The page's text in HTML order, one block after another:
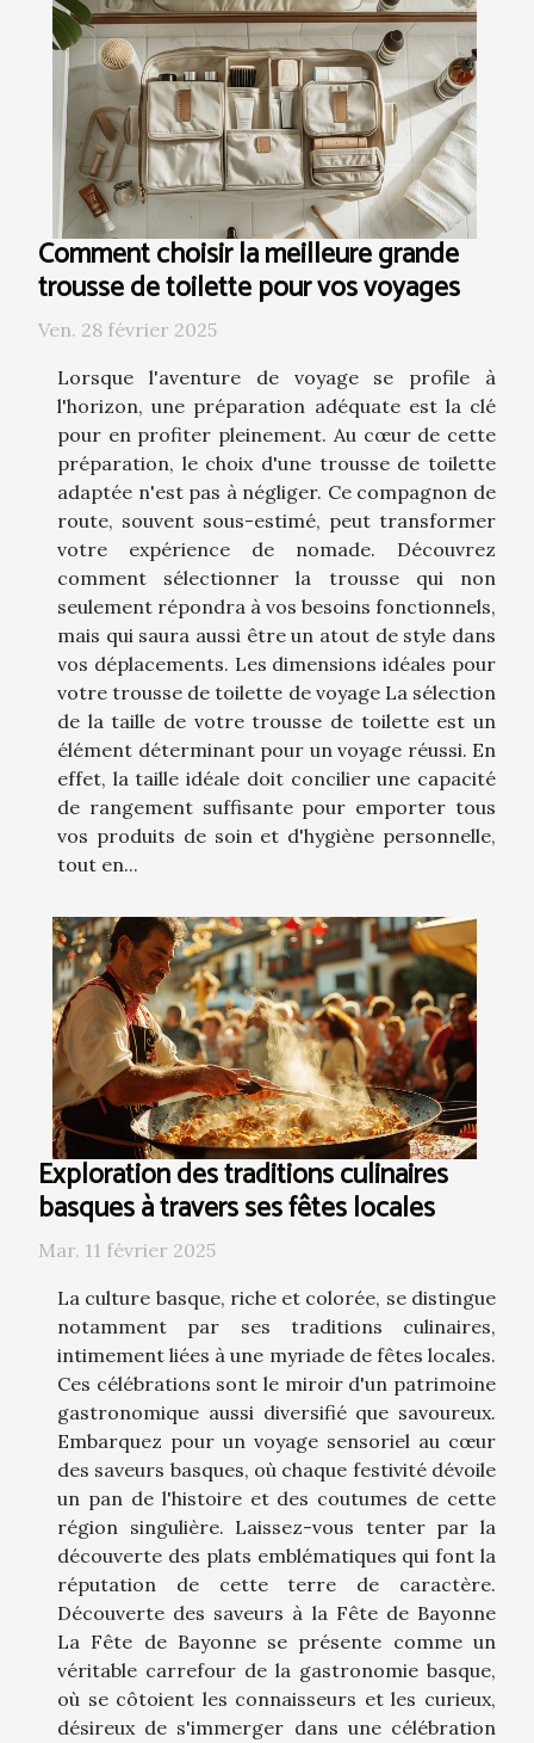
Comment choisir la meilleure grande
trousse de toilette pour vos voyages
Ven. 28 février 2025
Lorsque l'aventure de voyage se profile à
l'horizon, une préparation adéquate est la clé
pour en profiter pleinement. Au cœur de cette
préparation, le choix d'une trousse de toilette
adaptée n'est pas à négliger. Ce compagnon de
route, souvent sous-estimé, peut transformer
votre expérience de nomade. Découvrez
comment sélectionner la trousse qui non
seulement répondra à vos besoins fonctionnels,
mais qui saura aussi être un atout de style dans
vos déplacements. Les dimensions idéales pour
votre trousse de toilette de voyage La sélection
de la taille de votre trousse de toilette est un
élément déterminant pour un voyage réussi. En
effet, la taille idéale doit concilier une capacité
de rangement suffisante pour emporter tous
vos produits de soin et d'hygiène personnelle,
tout en...
Exploration des traditions culinaires
basques à travers ses fêtes locales
Mar. 11 février 2025
La culture basque, riche et colorée, se distingue
notamment par ses traditions culinaires,
intimement liées à une myriade de fêtes locales.
Ces célébrations sont le miroir d'un patrimoine
gastronomique aussi diversifié que savoureux.
Embarquez pour un voyage sensoriel au cœur
des saveurs basques, où chaque festivité dévoile
un pan de l'histoire et des coutumes de cette
région singulière. Laissez-vous tenter par la
découverte des plats emblématiques qui font la
réputation de cette terre de caractère.
Découverte des saveurs à la Fête de Bayonne
La Fête de Bayonne se présente comme un
véritable carrefour de la gastronomie basque,
où se côtoient les connaisseurs et les curieux,
désireux de s'immerger dans une célébration